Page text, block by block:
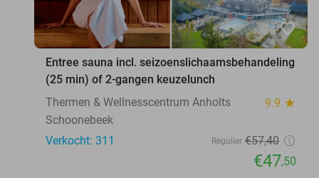
favorite_border
Entree sauna incl. seizoenslichaamsbehandeling
(25 min) of 2-gangen keuzelunch
Thermen & Wellnesscentrum Anholts
9.9 star
Schoonebeek
Verkocht: 311
Regulier €57,40
€47,50